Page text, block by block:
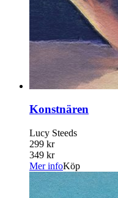
Konstnären
Lucy Steeds
299 kr
349 kr
Mer infoKöp